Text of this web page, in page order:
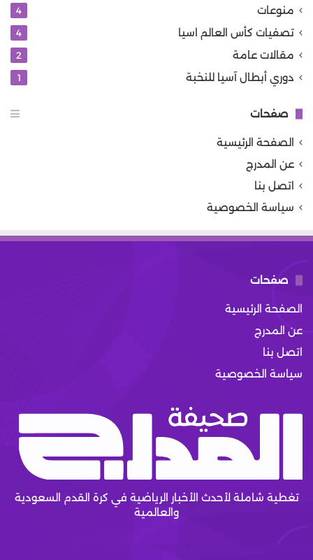
منوعات 4
تصفيات كأس العالم اسيا 4
مقالات عامة 2
دوري أبطال آسيا للنخبة 1
صفحات
الصفحة الرئيسية
عن المدرج
اتصل بنا
سياسة الخصوصية
صفحات
الصفحة الرئيسية
عن المدرج
اتصل بنا
سياسة الخصوصية
تغطية شاملة لأحدث الأخبار الرياضية في كرة القدم السعودية
والعالمية